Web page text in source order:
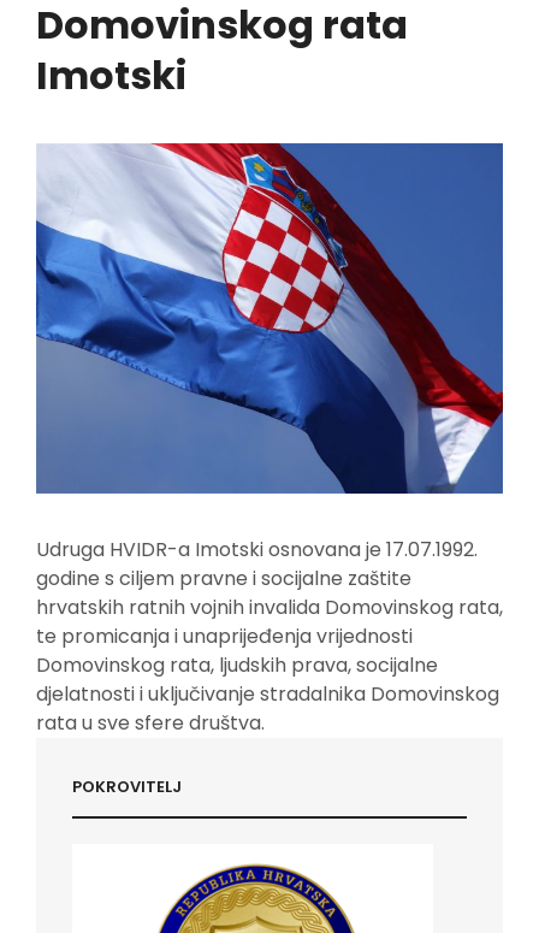
Domovinskog rata
Imotski
Udruga HVIDR-a Imotski osnovana je 17.07.1992.
godine s ciljem pravne i socijalne zaštite
hrvatskih ratnih vojnih invalida Domovinskog rata,
te promicanja i unaprijeđenja vrijednosti
Domovinskog rata, ljudskih prava, socijalne
djelatnosti i uključivanje stradalnika Domovinskog
rata u sve sfere društva.
POKROVITELJ